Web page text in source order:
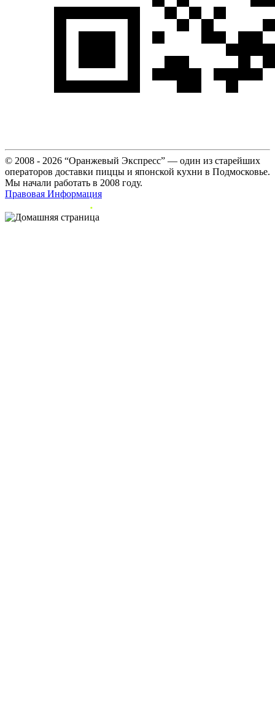
© 2008 - 2026 “Оранжевый Экспресс” — один из старейших
операторов доставки пиццы и японской кухни в Подмосковье.
Мы начали работать в 2008 году.
Правовая Информация